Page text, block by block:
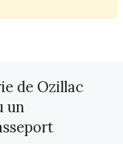
de Ozillac
un